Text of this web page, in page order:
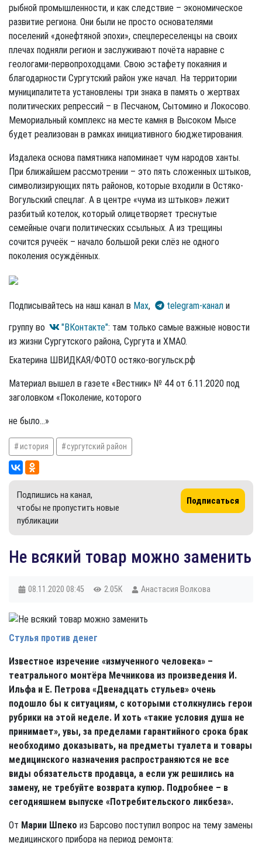
рыбной промышленности, и как следствие – экономическое
развитие региона. Они были не просто основателями
поселений «донефтяной эпохи», спецпереселенцы на своих
плечах подняли регион и заслуживают почёта наравне с
геологами-первопроходцами. Свою эстафету покаяния и
благодарности Сургутский район уже начал. На территории
муниципалитета установлены три знака в память о жертвах
политических репрессий – в Песчаном, Сытомино и Локосово.
Мемориальный комплекс на месте камня в Высоком Мысе
будет реализован в рамках инициативного бюджетирования.
Издалека основа памятника напоминает чум народов ханты.
При ближайшем рассмотрении – это пять сложенных штыков,
символизирующих пять районов, которые входили в Остяко-
Вогульский спецлаг. А в центре «чума из штыков» лежит
разбитый котелок, который олицетворяет треснутые
семейные очаги политических ссыльных. А из трещины
сочится ручеёк – начало большой реки слёз не одного
поколения осуждённых.
Подписывайтесь на наш канал в Max, telegram-канал и
группу во
"ВКонтакте": там только самые важные новости
из жизни Сургутского района, Сургута и ХМАО.
Екатерина ШВИДКАЯ/ФОТО остяко-вогульск.рф
Материал вышел в газете «Вестник» № 44 от 6.11.2020 под
заголовком «Поколение, которого
не было…»
история сургутский район
Подпишись на канал,
чтобы не пропустить новые
публикации
Подписаться
​Не всякий товар можно заменить
08.11.2020 08:45 2.05K Анастасия Волкова
Стулья против денег
Известное изречение «измученного человека» –
театрального монтёра Мечникова из произведения И.
Ильфа и Е. Петрова «Двенадцать стульев» очень
подошло бы к ситуациям, с которыми столкнулись герои
рубрики на этой неделе. И хоть «такие условия душа не
принимает», увы, за пределами гарантийного срока брак
необходимо доказывать, на предметы туалета и товары
медицинского назначения распространяются не все
виды обязательств продавца, а если уж решились на
замену, не требуйте возврата купюр. Подробнее – в
сегодняшнем выпуске «Потребительского ликбеза».
От Марии Шпеко из Барсово поступил вопрос на тему замены
медицинского прибора на период ремонта: